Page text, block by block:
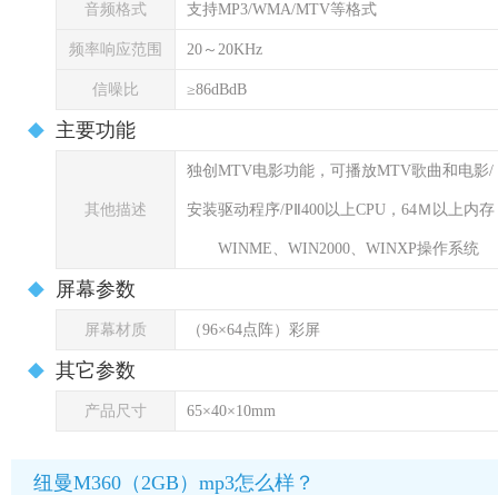
音频格式 支持MP3/WMA/MTV等格式
频率响应范围 20～20KHz
信噪比 ≥86dBdB
主要功能
其他描述
独创MTV电影功能，可播放MTV歌曲和电影
安装驱动程序/PⅡ400以上CPU，64Ｍ以上内
WINME、WIN2000、WINXP操作系统
屏幕参数
屏幕材质 （96×64点阵）彩屏
其它参数
产品尺寸 65×40×10mm
纽曼M360（2GB）mp3怎么样？